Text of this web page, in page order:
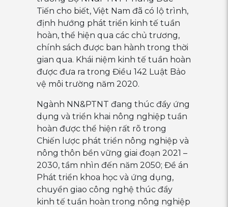
Tiến cho biết, Việt Nam đã có lộ trình,
định hướng phát triển kinh tế tuần
hoàn, thể hiện qua các chủ trương,
chính sách được ban hành trong thời
gian qua. Khái niệm kinh tế tuần hoàn
được đưa ra trong Điều 142 Luật Bảo
vệ môi trường năm 2020.
Ngành NN&PTNT đang thúc đẩy ứng
dụng và triển khai nông nghiệp tuần
hoàn được thể hiện rất rõ trong
Chiến lược phát triển nông nghiệp và
nông thôn bền vững giai đoạn 2021 –
2030, tầm nhìn đến năm 2050; Đề án
Phát triển khoa học và ứng dụng,
chuyển giao công nghệ thúc đẩy
kinh tế tuần hoàn trong nông nghiệp